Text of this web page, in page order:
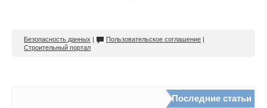
Безопасность данных | Пользовательское соглашение |
Строительный портал
Последние статьи